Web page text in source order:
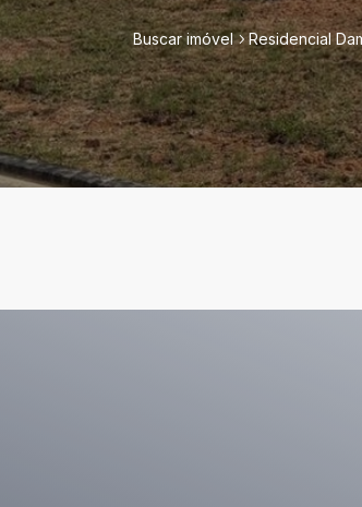
Buscar imóvel Residencial